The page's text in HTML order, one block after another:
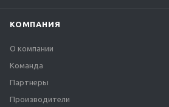
КОМПАНИЯ
О компании
Команда
Партнеры
Производители